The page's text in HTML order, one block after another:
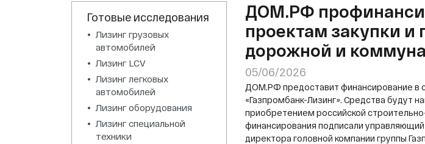
ДОМ.РФ
проектам закупки и
дорожной и
05/06/2026
ДОМ.РФ предоставит финансирование в
«Газпромбанк-Лизинг». Средства будут
приобретением российской
финансирования подписали
директора головной компании группы
Готовые исследования
Лизинг грузовых
автомобилей
Лизинг LCV
Лизинг легковых
автомобилей
Лизинг оборудования
Лизинг специальной
техники